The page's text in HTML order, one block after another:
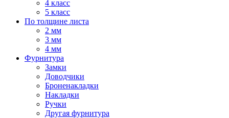
4 класс
5 класс
По толщине листа
2 мм
3 мм
4 мм
Фурнитура
Замки
Доводчики
Броненакладки
Накладки
Ручки
Другая фурнитура